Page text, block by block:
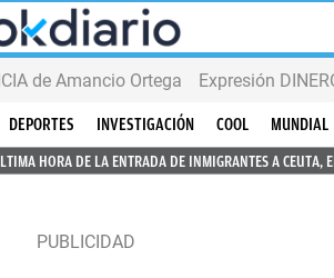
de Amancio Ortega Expresión
DEPORTES INVESTIGACIÓN COOL
MUNDIAL
HORA DE LA ENTRADA DE INMIGRANTES A CEUTA,